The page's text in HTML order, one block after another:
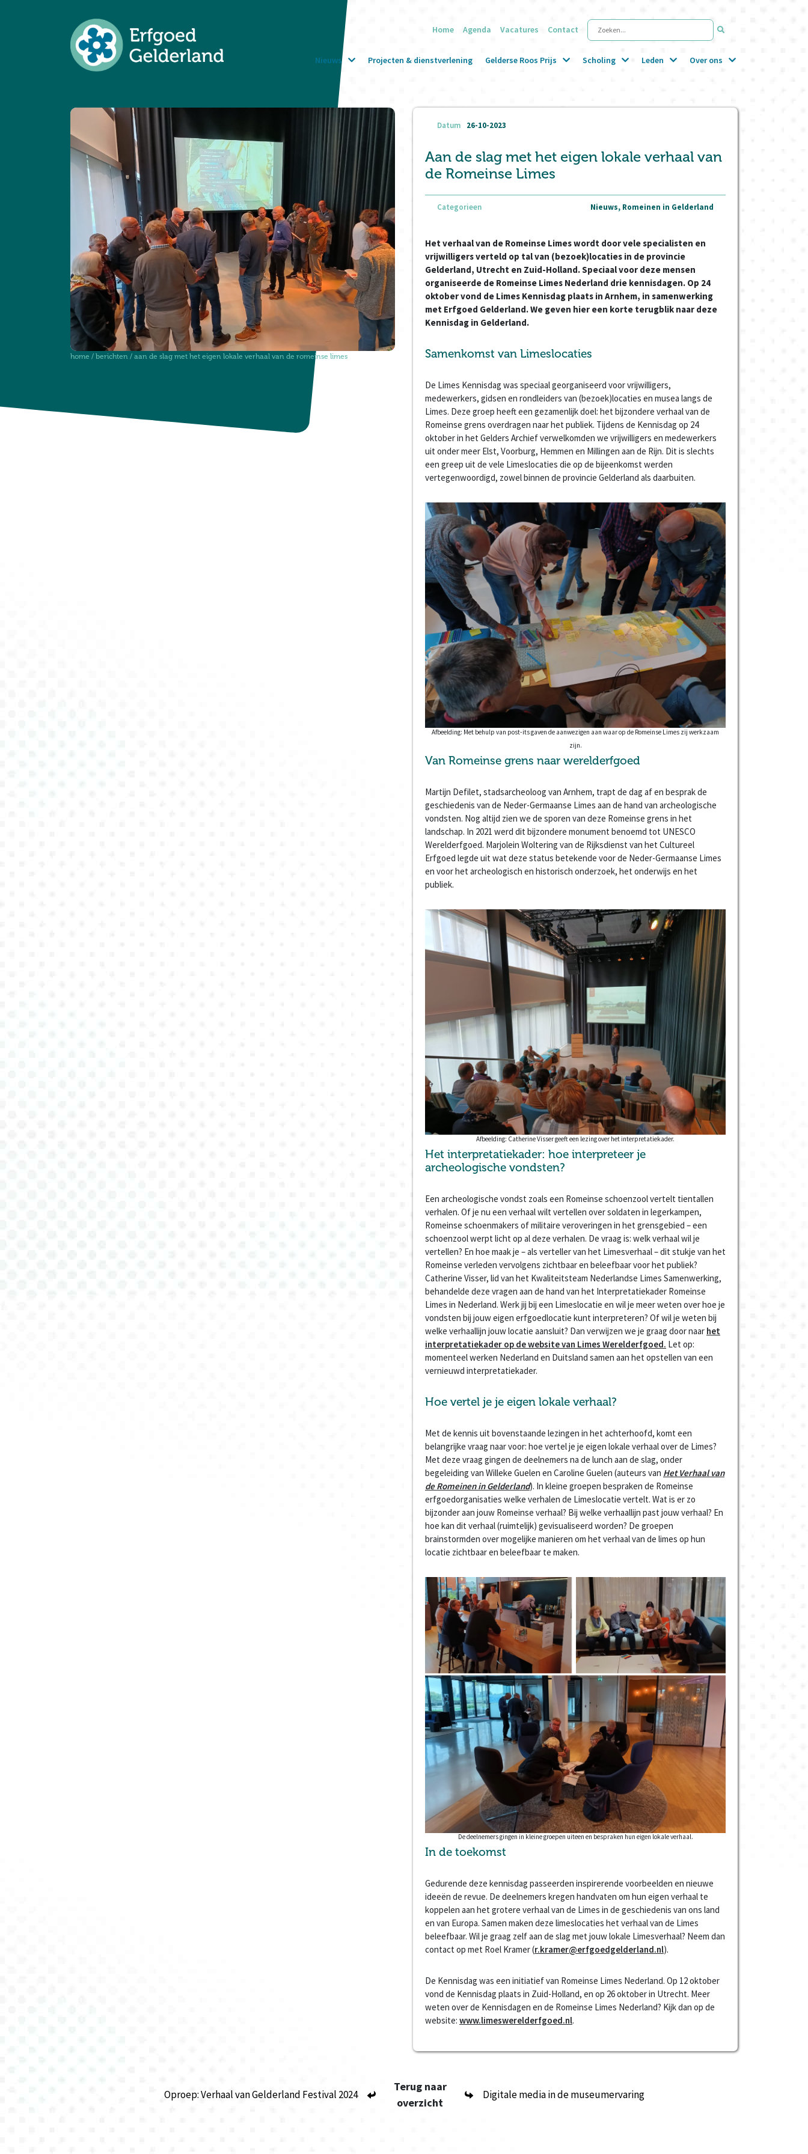
Home Agenda Vacatures Contact Zoeken...
Nieuws Projecten & dienstverlening Gelderse Roos Prijs Scholing Leden Over ons
home / berichten / aan de slag met het eigen lokale verhaal van de romeinse limes
Datum 26-10-2023
Aan de slag met het eigen lokale verhaal van
de Romeinse Limes
Categorieen Nieuws, Romeinen in Gelderland
Het verhaal van de Romeinse Limes wordt door vele specialisten en
vrijwilligers verteld op tal van (bezoek)locaties in de provincie
Gelderland, Utrecht en Zuid-Holland. Speciaal voor deze mensen
organiseerde de Romeinse Limes Nederland drie kennisdagen. Op 24
oktober vond de Limes Kennisdag plaats in Arnhem, in samenwerking
met Erfgoed Gelderland. We geven hier een korte terugblik naar deze
Kennisdag in Gelderland.
Samenkomst van Limeslocaties
De Limes Kennisdag was speciaal georganiseerd voor vrijwilligers,
medewerkers, gidsen en rondleiders van (bezoek)locaties en musea langs de
Limes. Deze groep heeft een gezamenlijk doel: het bijzondere verhaal van de
Romeinse grens overdragen naar het publiek. Tijdens de Kennisdag op 24
oktober in het Gelders Archief verwelkomden we vrijwilligers en medewerkers
uit onder meer Elst, Voorburg, Hemmen en Millingen aan de Rijn. Dit is slechts
een greep uit de vele Limeslocaties die op de bijeenkomst werden
vertegenwoordigd, zowel binnen de provincie Gelderland als daarbuiten.
Afbeelding: Met behulp van post-its gaven de aanwezigen aan waar op de Romeinse Limes zij werkzaam
zijn.
Van Romeinse grens naar werelderfgoed
Martijn Defilet, stadsarcheoloog van Arnhem, trapt de dag af en besprak de
geschiedenis van de Neder-Germaanse Limes aan de hand van archeologische
vondsten. Nog altijd zien we de sporen van deze Romeinse grens in het
landschap. In 2021 werd dit bijzondere monument benoemd tot UNESCO
Werelderfgoed. Marjolein Woltering van de Rijksdienst van het Cultureel
Erfgoed legde uit wat deze status betekende voor de Neder-Germaanse Limes
en voor het archeologisch en historisch onderzoek, het onderwijs en het
publiek.
Afbeelding: Catherine Visser geeft een lezing over het interpretatiekader.
Het interpretatiekader: hoe interpreteer je
archeologische vondsten?
Een archeologische vondst zoals een Romeinse schoenzool vertelt tientallen
verhalen. Of je nu een verhaal wilt vertellen over soldaten in legerkampen,
Romeinse schoenmakers of militaire veroveringen in het grensgebied – een
schoenzool werpt licht op al deze verhalen. De vraag is: welk verhaal wil je
vertellen? En hoe maak je – als verteller van het Limesverhaal – dit stukje van het
Romeinse verleden vervolgens zichtbaar en beleefbaar voor het publiek?
Catherine Visser, lid van het Kwaliteitsteam Nederlandse Limes Samenwerking,
behandelde deze vragen aan de hand van het Interpretatiekader Romeinse
Limes in Nederland. Werk jij bij een Limeslocatie en wil je meer weten over hoe je
vondsten bij jouw eigen erfgoedlocatie kunt interpreteren? Of wil je weten bij
welke verhaallijn jouw locatie aansluit? Dan verwijzen we je graag door naar het
interpretatiekader op de website van Limes Werelderfgoed. Let op:
momenteel werken Nederland en Duitsland samen aan het opstellen van een
vernieuwd interpretatiekader.
Hoe vertel je je eigen lokale verhaal?
Met de kennis uit bovenstaande lezingen in het achterhoofd, komt een
belangrijke vraag naar voor: hoe vertel je je eigen lokale verhaal over de Limes?
Met deze vraag gingen de deelnemers na de lunch aan de slag, onder
begeleiding van Willeke Guelen en Caroline Guelen (auteurs van Het Verhaal van
de Romeinen in Gelderland). In kleine groepen bespraken de Romeinse
erfgoedorganisaties welke verhalen de Limeslocatie vertelt. Wat is er zo
bijzonder aan jouw Romeinse verhaal? Bij welke verhaallijn past jouw verhaal? En
hoe kan dit verhaal (ruimtelijk) gevisualiseerd worden? De groepen
brainstormden over mogelijke manieren om het verhaal van de limes op hun
locatie zichtbaar en beleefbaar te maken.
De deelnemers gingen in kleine groepen uiteen en bespraken hun eigen lokale verhaal.
In de toekomst
Gedurende deze kennisdag passeerden inspirerende voorbeelden en nieuwe
ideeën de revue. De deelnemers kregen handvaten om hun eigen verhaal te
koppelen aan het grotere verhaal van de Limes in de geschiedenis van ons land
en van Europa. Samen maken deze limeslocaties het verhaal van de Limes
beleefbaar. Wil je graag zelf aan de slag met jouw lokale Limesverhaal? Neem dan
contact op met Roel Kramer (r.kramer@erfgoedgelderland.nl).
De Kennisdag was een initiatief van Romeinse Limes Nederland. Op 12 oktober
vond de Kennisdag plaats in Zuid-Holland, en op 26 oktober in Utrecht. Meer
weten over de Kennisdagen en de Romeinse Limes Nederland? Kijk dan op de
website: www.limeswerelderfgoed.nl.
Oproep: Verhaal van Gelderland Festival 2024
Terug naar
overzicht
Digitale media in de museumervaring